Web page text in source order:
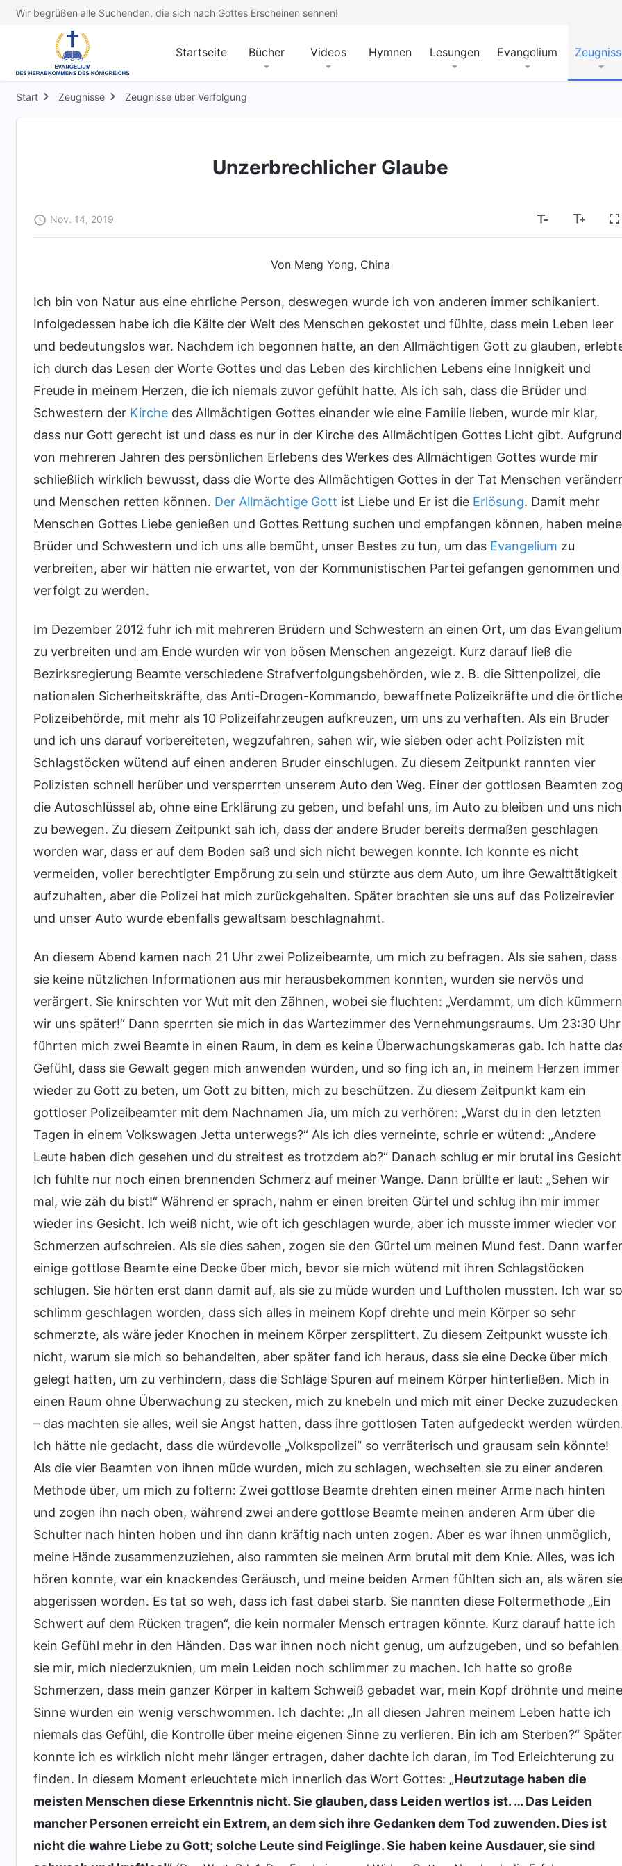
Wir begrüßen alle Suchenden, die sich nach Gottes Erscheinen sehnen!
Startseite Bücher Videos Hymnen Lesungen Evangelium
Start Zeugnisse Zeugnisse über Verfolgung
Unzerbrechlicher Glaube
Nov. 14, 2019
Von Meng Yong, China
Ich bin von Natur aus eine ehrliche Person, deswegen wurde ich von anderen immer schikaniert.
Infolgedessen habe ich die Kälte der Welt des Menschen gekostet und fühlte, dass mein Leben leer
und bedeutungslos war. Nachdem ich begonnen hatte, an den Allmächtigen Gott zu glauben,
ich durch das Lesen der Worte Gottes und das Leben des kirchlichen Lebens eine Innigkeit und
Freude in meinem Herzen, die ich niemals zuvor gefühlt hatte. Als ich sah, dass die Brüder und
Schwestern der Kirche des Allmächtigen Gottes einander wie eine Familie lieben, wurde mir klar,
dass nur Gott gerecht ist und dass es nur in der Kirche des Allmächtigen Gottes Licht gibt. Aufgrund
von mehreren Jahren des persönlichen Erlebens des Werkes des Allmächtigen Gottes wurde mir
schließlich wirklich bewusst, dass die Worte des Allmächtigen Gottes in der Tat Menschen
und Menschen retten können. Der Allmächtige Gott ist Liebe und Er ist die Erlösung. Damit mehr
Menschen Gottes Liebe genießen und Gottes Rettung suchen und empfangen können, haben meine
Brüder und Schwestern und ich uns alle bemüht, unser Bestes zu tun, um das Evangelium zu
verbreiten, aber wir hätten nie erwartet, von der Kommunistischen Partei gefangen genommen und
verfolgt zu werden.
Im Dezember 2012 fuhr ich mit mehreren Brüdern und Schwestern an einen Ort, um das Evangelium
zu verbreiten und am Ende wurden wir von bösen Menschen angezeigt. Kurz darauf ließ die
Bezirksregierung Beamte verschiedene Strafverfolgungsbehörden, wie z. B. die Sittenpolizei, die
nationalen Sicherheitskräfte, das Anti-Drogen-Kommando, bewaffnete Polizeikräfte und die örtliche
Polizeibehörde, mit mehr als 10 Polizeifahrzeugen aufkreuzen, um uns zu verhaften. Als ein Bruder
und ich uns darauf vorbereiteten, wegzufahren, sahen wir, wie sieben oder acht Polizisten mit
Schlagstöcken wütend auf einen anderen Bruder einschlugen. Zu diesem Zeitpunkt rannten vier
Polizisten schnell herüber und versperrten unserem Auto den Weg. Einer der gottlosen Beamten
die Autoschlüssel ab, ohne eine Erklärung zu geben, und befahl uns, im Auto zu bleiben und uns
zu bewegen. Zu diesem Zeitpunkt sah ich, dass der andere Bruder bereits dermaßen geschlagen
worden war, dass er auf dem Boden saß und sich nicht bewegen konnte. Ich konnte es nicht
vermeiden, voller berechtigter Empörung zu sein und stürzte aus dem Auto, um ihre Gewalttätigkeit
aufzuhalten, aber die Polizei hat mich zurückgehalten. Später brachten sie uns auf das Polizeirevier
und unser Auto wurde ebenfalls gewaltsam beschlagnahmt.
An diesem Abend kamen nach 21 Uhr zwei Polizeibeamte, um mich zu befragen. Als sie sahen, dass
sie keine nützlichen Informationen aus mir herausbekommen konnten, wurden sie nervös und
verärgert. Sie knirschten vor Wut mit den Zähnen, wobei sie fluchten: „Verdammt, um dich kümmern
wir uns später!“ Dann sperrten sie mich in das Wartezimmer des Vernehmungsraums. Um 23:30 Uhr
führten mich zwei Beamte in einen Raum, in dem es keine Überwachungskameras gab. Ich hatte
Gefühl, dass sie Gewalt gegen mich anwenden würden, und so fing ich an, in meinem Herzen immer
wieder zu Gott zu beten, um Gott zu bitten, mich zu beschützen. Zu diesem Zeitpunkt kam ein
gottloser Polizeibeamter mit dem Nachnamen Jia, um mich zu verhören: „Warst du in den letzten
Tagen in einem Volkswagen Jetta unterwegs?“ Als ich dies verneinte, schrie er wütend: „Andere
Leute haben dich gesehen und du streitest es trotzdem ab?“ Danach schlug er mir brutal ins
Ich fühlte nur noch einen brennenden Schmerz auf meiner Wange. Dann brüllte er laut: „Sehen wir
mal, wie zäh du bist!“ Während er sprach, nahm er einen breiten Gürtel und schlug ihn mir immer
wieder ins Gesicht. Ich weiß nicht, wie oft ich geschlagen wurde, aber ich musste immer wieder vor
Schmerzen aufschreien. Als sie dies sahen, zogen sie den Gürtel um meinen Mund fest. Dann
einige gottlose Beamte eine Decke über mich, bevor sie mich wütend mit ihren Schlagstöcken
schlugen. Sie hörten erst dann damit auf, als sie zu müde wurden und Luftholen mussten. Ich war so
schlimm geschlagen worden, dass sich alles in meinem Kopf drehte und mein Körper so sehr
schmerzte, als wäre jeder Knochen in meinem Körper zersplittert. Zu diesem Zeitpunkt wusste ich
nicht, warum sie mich so behandelten, aber später fand ich heraus, dass sie eine Decke über mich
gelegt hatten, um zu verhindern, dass die Schläge Spuren auf meinem Körper hinterließen. Mich in
einen Raum ohne Überwachung zu stecken, mich zu knebeln und mich mit einer Decke zuzudecken
– das machten sie alles, weil sie Angst hatten, dass ihre gottlosen Taten aufgedeckt werden
Ich hätte nie gedacht, dass die würdevolle „Volkspolizei“ so verräterisch und grausam sein könnte!
Als die vier Beamten von ihnen müde wurden, mich zu schlagen, wechselten sie zu einer anderen
Methode über, um mich zu foltern: Zwei gottlose Beamte drehten einen meiner Arme nach hinten
und zogen ihn nach oben, während zwei andere gottlose Beamte meinen anderen Arm über die
Schulter nach hinten hoben und ihn dann kräftig nach unten zogen. Aber es war ihnen unmöglich,
meine Hände zusammenzuziehen, also rammten sie meinen Arm brutal mit dem Knie. Alles, was ich
hören konnte, war ein knackendes Geräusch, und meine beiden Armen fühlten sich an, als wären sie
abgerissen worden. Es tat so weh, dass ich fast dabei starb. Sie nannten diese Foltermethode „Ein
Schwert auf dem Rücken tragen“, die kein normaler Mensch ertragen könnte. Kurz darauf hatte ich
kein Gefühl mehr in den Händen. Das war ihnen noch nicht genug, um aufzugeben, und so befahlen
sie mir, mich niederzuknien, um mein Leiden noch schlimmer zu machen. Ich hatte so große
Schmerzen, dass mein ganzer Körper in kaltem Schweiß gebadet war, mein Kopf dröhnte und meine
Sinne wurden ein wenig verschwommen. Ich dachte: „In all diesen Jahren meinem Leben hatte ich
niemals das Gefühl, die Kontrolle über meine eigenen Sinne zu verlieren. Bin ich am Sterben?“ Später
konnte ich es wirklich nicht mehr länger ertragen, daher dachte ich daran, im Tod Erleichterung zu
finden. In diesem Moment erleuchtete mich innerlich das Wort Gottes: „Heutzutage haben die
meisten Menschen diese Erkenntnis nicht. Sie glauben, dass Leiden wertlos ist. … Das Leiden
mancher Personen erreicht ein Extrem, an dem sich ihre Gedanken dem Tod zuwenden. Dies ist
nicht die wahre Liebe zu Gott; solche Leute sind Feiglinge. Sie haben keine Ausdauer, sie sind